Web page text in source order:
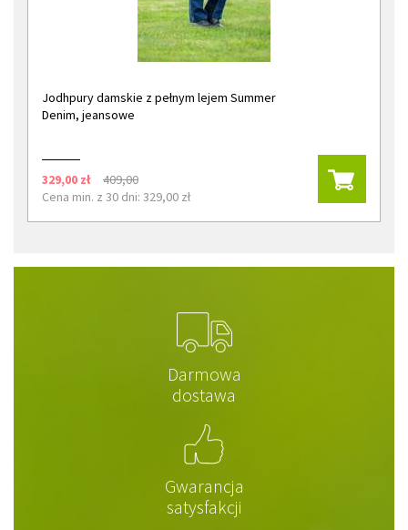
Jodhpury damskie z pełnym lejem Summer
Denim, jeansowe
329,00 zł
409,00
Cena min. z 30 dni: 329,00 zł
Darmowa
dostawa
Gwarancja
satysfakcji